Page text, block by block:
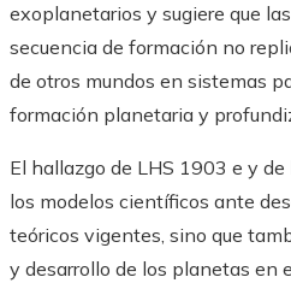
exoplanetarios y sugiere que
secuencia de formación no
de otros mundos en sistemas
formación planetaria y
El hallazgo de LHS 1903 e y
los modelos científicos ante
teóricos vigentes, sino que
y desarrollo de los planetas en